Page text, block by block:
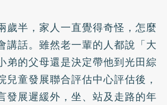
歲半，家人一直覺得奇怪，怎麼
講話。雖然老一輩的人都說「大
弟的父母還是決定帶他到光田綜
兒童發展聯合評估中心評估後，
發展遲緩外，坐、站及走路的年